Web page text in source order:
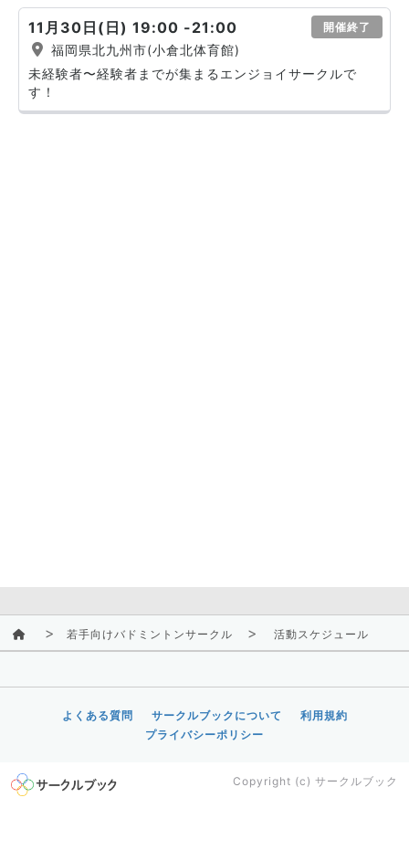
11月30日(日) 19:00 -21:00 開催終了
福岡県北九州市(小倉北体育館)
未経験者〜経験者までが集まるエンジョイサークルで
す！
若手向けバドミントンサークル 活動スケジュール
よくある質問 サークルブックについて
利用規約
プライバシーポリシー
Copyright (c) サークルブック